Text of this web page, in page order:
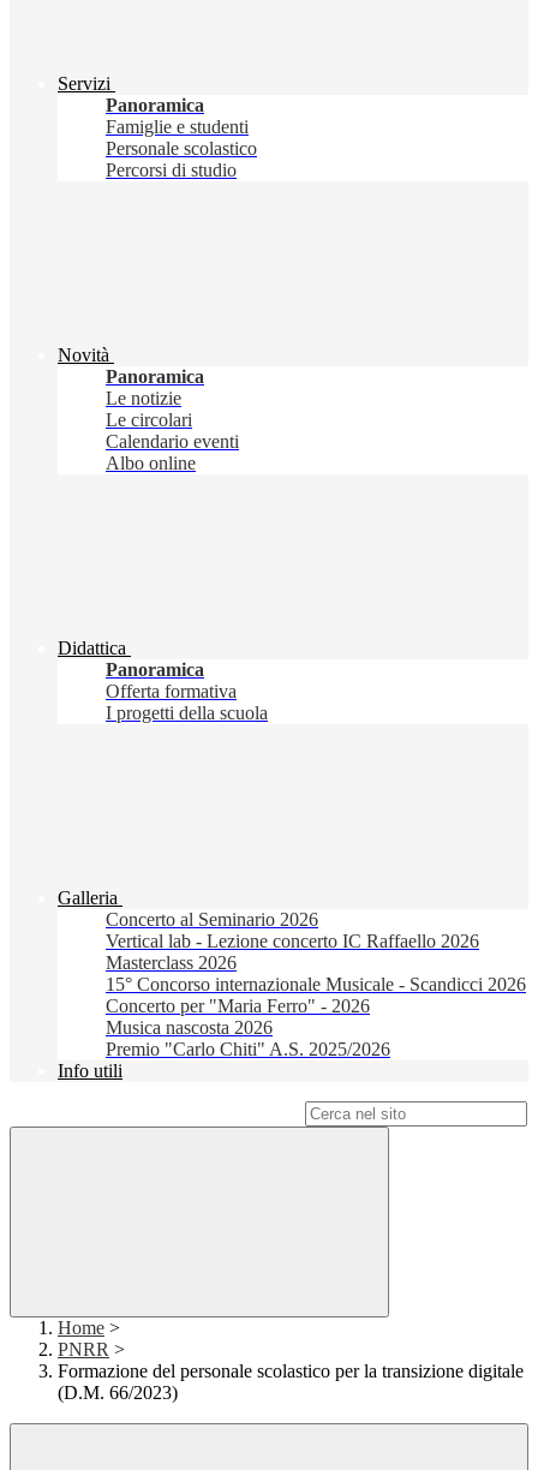
Servizi
Panoramica
Famiglie e studenti
Personale scolastico
Percorsi di studio
Novità
Panoramica
Le notizie
Le circolari
Calendario eventi
Albo online
Didattica
Panoramica
Offerta formativa
I progetti della scuola
Galleria
Concerto al Seminario 2026
Vertical lab - Lezione concerto IC Raffaello 2026
Masterclass 2026
15° Concorso internazionale Musicale - Scandicci 2026
Concerto per "Maria Ferro" - 2026
Musica nascosta 2026
Premio "Carlo Chiti" A.S. 2025/2026
Info utili
Home >
PNRR >
Formazione del personale scolastico per la transizione digitale
(D.M. 66/2023)